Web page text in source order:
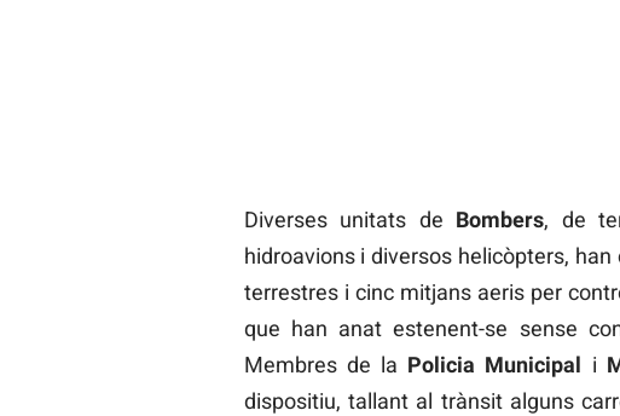
Diverses unitats de Bombers, de
hidroavions i diversos helicòpters,
terrestres i cinc mitjans aeris per
que han anat estenent-se sense
Membres de la Policia Municipal i
dispositiu, tallant al trànsit alguns